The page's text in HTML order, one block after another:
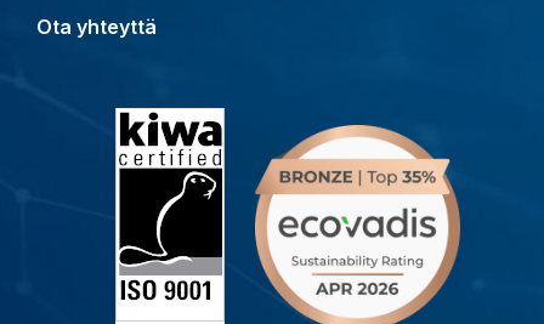
Ota yhteyttä